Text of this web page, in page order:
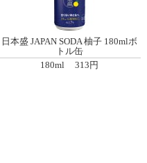
日本盛 JAPAN SODA 柚子 180mlボ
トル缶
180ml
313円